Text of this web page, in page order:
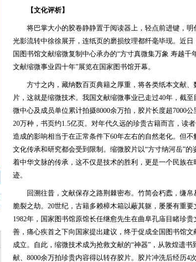
【文化评析】
将巴掌大小的胶卷静静置于阅读器上，轻点前进键，明
光影流转中徐徐展开，连纸页的磨损纹理都纤毫毕现。近
国图书馆文献缩微复制中心承办的“方寸真微集万象 寿越
文献缩微事业四十年”展览在国家图书馆开幕。
方寸之内，藏纳数百页典籍之厚重，将各类纸本文献、
片，这就是缩微技术。我国文献缩微事业已走过40年，截
微中心及成员单位累计拍摄8000余万拍，胶片长度超7000
20万种，书页约1.5亿页。对年代久远的珍贵古籍而言，读
造成的影响相当于在正常条件下60年左右的自然老化。但
文化传承和研究都会受到限制。缩微胶片以“方寸纳河岳”的
着中华文脉的传承，这不仅是技术的胜利，更是一个民族
迹。
回溯往昔，文献保存之路荆棘密布。竹简会朽蠹，缣帛
脆裂之劫。20世纪，古籍多赖樟木箱以蔽其躯，屡屡有重要
1982年，国家图书馆原馆长任继愈先生在曲阜孔庙目睹珍
善，痛心疾首之下向国家提出建议，终于促成全国图书馆文
成立。自此，缩微技术成为抢救文献的“神器”，从敦煌遗书
献、8000余万拍珍贵内容得以转存胶片。胶片冲洗后经历4